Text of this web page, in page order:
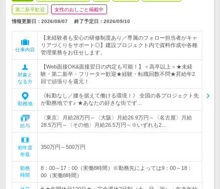
第二新卒歓迎 女性のおしごと掲載中
情報更新日：2026/08/07 終了予定日： 2026/09/10
仕事内容
【未経験者も安心の研修制度あり／専属のフォロー担当者がキャ
リアづくりをサポート◎】建設プロジェクト内で資料作成や各種
管理業務をお任せします。
対象と
なる方
【Web面接OK&面接翌日の内定も可能！】＜高卒以上＞★未経
験・第二新卒・フリーター歓迎★経験・転職回数不問★昇給年2
回で頑張りを還元！
勤務地
《転勤なし／腰を据えて働ける環境！》 全国の各プロジェクト先
が勤務地です♪ ★あなたの好きな街でず…
給与
〈東京〉月給28万円～〈大阪〉月給26.9万円～〈名古屋〉月給
28.5万円～〈その他〉月給26.5万円～※いずれも2…
初年度
年収
350万円～500万円
勤務
時間
8：00～17：00（実働8時間）※勤務先によっては9：00～18：
00（実働8時間）